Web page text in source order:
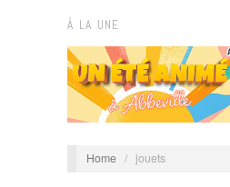
À LA UNE
Home / jouets